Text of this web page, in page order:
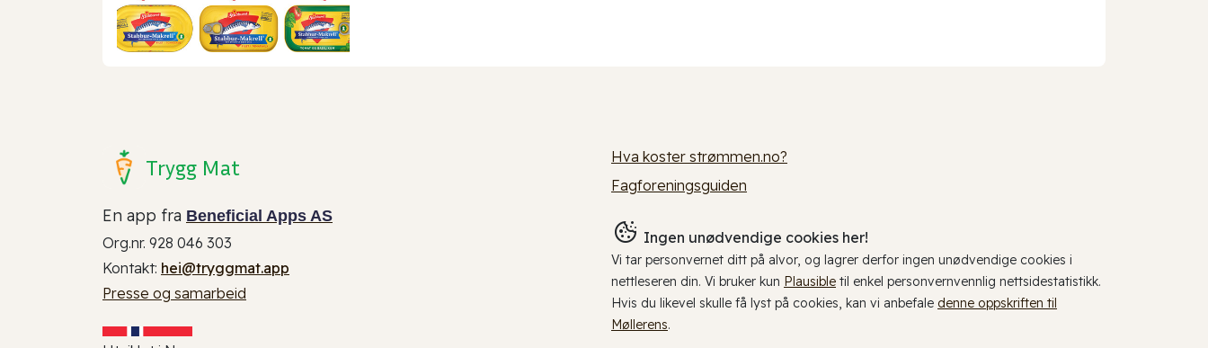
Trygg Mat
En app fra Beneficial Apps AS
Org.nr. 928 046 303
Kontakt: hei@tryggmat.app
Presse og samarbeid
Hva koster strømmen.no?
Fagforeningsguiden
Ingen unødvendige cookies her!
Vi tar personvernet ditt på alvor, og lagrer derfor ingen unødvendige cookies i
nettleseren din. Vi bruker kun Plausible til enkel personvernvennlig nettsidestatistikk.
Hvis du likevel skulle få lyst på cookies, kan vi anbefale denne oppskriften til
Møllerens.